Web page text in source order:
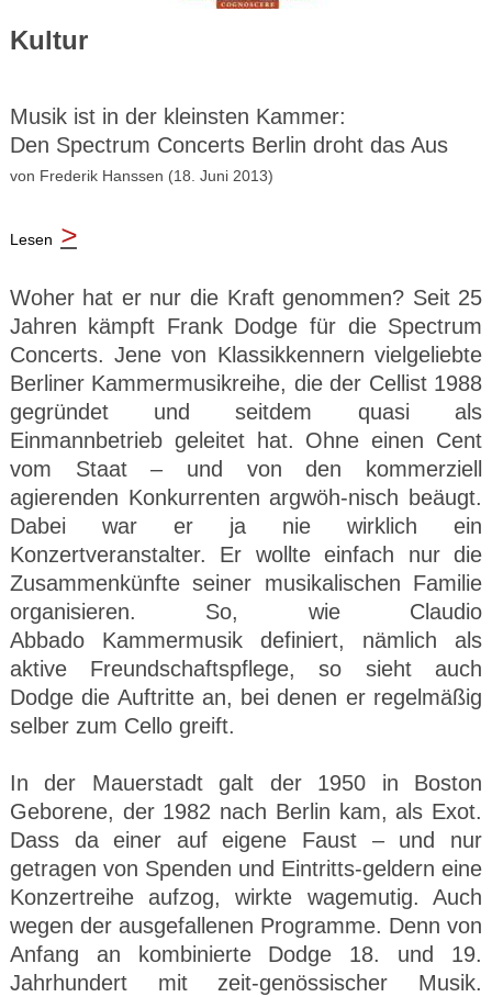
Kultur
Musik ist in der kleinsten Kammer:
Den Spectrum Concerts Berlin droht das Aus
von Frederik Hanssen (18. Juni 2013)
Lesen >
Woher hat er nur die Kraft genommen? Seit 25
Jahren kämpft Frank Dodge für die Spectrum
Concerts. Jene von Klassikkennern vielgeliebte
Berliner Kammermusikreihe, die der Cellist 1988
gegründet und seitdem quasi als
Einmannbetrieb geleitet hat. Ohne einen Cent
vom Staat – und von den kommerziell
agierenden Konkurrenten argwöh-nisch beäugt.
Dabei war er ja nie wirklich ein
Konzertveranstalter. Er wollte einfach nur die
Zusammenkünfte seiner musikalischen Familie
organisieren. So, wie Claudio
Abbado Kammermusik definiert, nämlich als
aktive Freundschaftspflege, so sieht auch
Dodge die Auftritte an, bei denen er regelmäßig
selber zum Cello greift.
In der Mauerstadt galt der 1950 in Boston
Geborene, der 1982 nach Berlin kam, als Exot.
Dass da einer auf eigene Faust – und nur
getragen von Spenden und Eintritts-geldern eine
Konzertreihe aufzog, wirkte wagemutig. Auch
wegen der ausgefallenen Programme. Denn von
Anfang an kombinierte Dodge 18. und 19.
Jahrhundert mit zeit-genössischer Musik.